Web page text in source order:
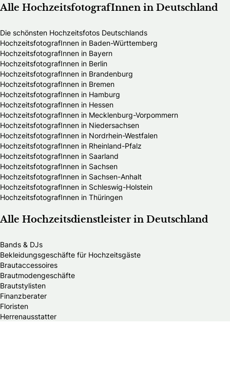
Alle HochzeitsfotografInnen in Deutschland
Die schönsten Hochzeitsfotos Deutschlands
HochzeitsfotografInnen in Baden-Württemberg
HochzeitsfotografInnen in Bayern
HochzeitsfotografInnen in Berlin
HochzeitsfotografInnen in Brandenburg
HochzeitsfotografInnen in Bremen
HochzeitsfotografInnen in Hamburg
HochzeitsfotografInnen in Hessen
HochzeitsfotografInnen in Mecklenburg-Vorpommern
HochzeitsfotografInnen in Niedersachsen
HochzeitsfotografInnen in Nordrhein-Westfalen
HochzeitsfotografInnen in Rheinland-Pfalz
HochzeitsfotografInnen in Saarland
HochzeitsfotografInnen in Sachsen
HochzeitsfotografInnen in Sachsen-Anhalt
HochzeitsfotografInnen in Schleswig-Holstein
HochzeitsfotografInnen in Thüringen
Alle Hochzeitsdienstleister in Deutschland
Bands & DJs
Bekleidungsgeschäfte für Hochzeitsgäste
Brautaccessoires
Brautmodengeschäfte
Brautstylisten
Finanzberater
Floristen
Herrenausstatter